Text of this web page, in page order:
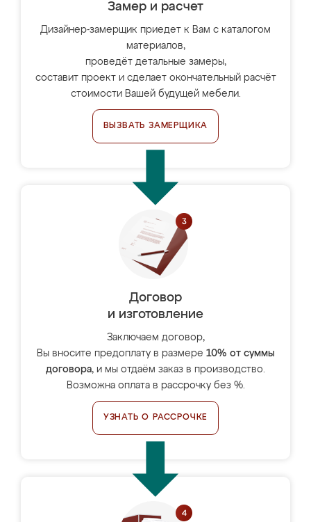
Замер и расчет
Дизайнер-замерщик приедет к Вам с каталогом
материалов,
проведёт детальные замеры,
составит проект и сделает окончательный расчёт
стоимости Вашей будущей мебели.
ВЫЗВАТЬ ЗАМЕРЩИКА
Договор
и изготовление
Заключаем договор,
Вы вносите предоплату в размере 10% от суммы
договора, и мы отдаём заказ в производство.
Возможна оплата в рассрочку без %.
УЗНАТЬ О РАССРОЧКЕ